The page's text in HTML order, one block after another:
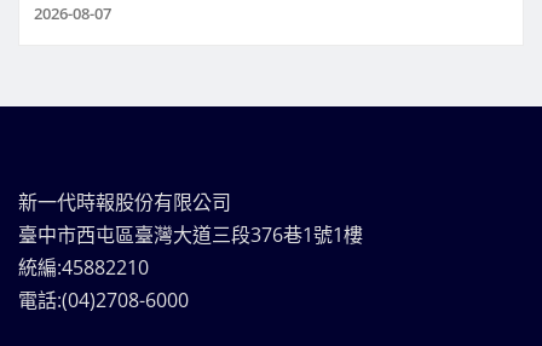
2026-08-07
新一代時報股份有限公司
臺中市西屯區臺灣大道三段376巷1號1樓
統編:45882210
電話:(04)2708-6000